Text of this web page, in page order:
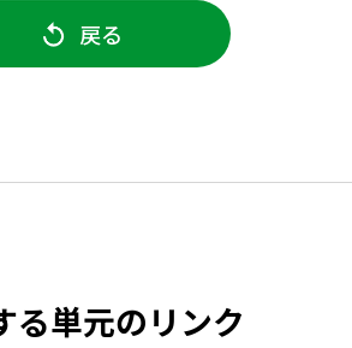
戻る
る単元のリンク